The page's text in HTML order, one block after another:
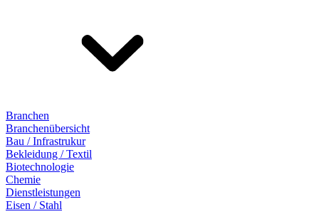
Branchen
Branchenübersicht
Bau / Infrastrukur
Bekleidung / Textil
Biotechnologie
Chemie
Dienstleistungen
Eisen / Stahl